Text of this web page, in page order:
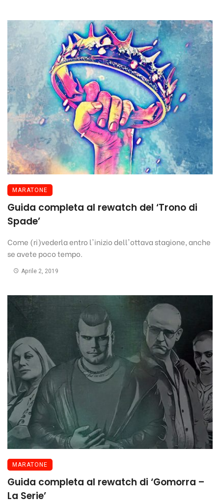
MARATONE
Guida completa al rewatch del ‘Trono di
Spade’
Come (ri)vederla entro l'inizio dell'ottava stagione, anche
se avete poco tempo.
Aprile 2, 2019
MARATONE
Guida completa al rewatch di ‘Gomorra –
La Serie’